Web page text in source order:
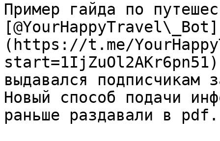
Пример гайда по
[@YourHappyTravel\_Bot]
(https://t.me/
выдавался подписчикам
Новый способ подачи
раньше раздавали в pdf.